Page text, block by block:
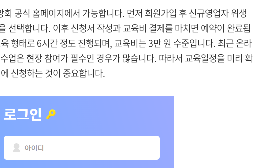
공식 홈페이지에서 가능합니다. 먼저 회원가입 후 신규영업자 위생
선택합니다. 이후 신청서 작성과 교육비 결제를 마치면 예약이 완료됩
형태로 6시간 정도 진행되며, 교육비는 3만 원 수준입니다. 최근 온라
업은 현장 참여가 필수인 경우가 많습니다. 따라서 교육일정을 미리 확
신청하는 것이 중요합니다.